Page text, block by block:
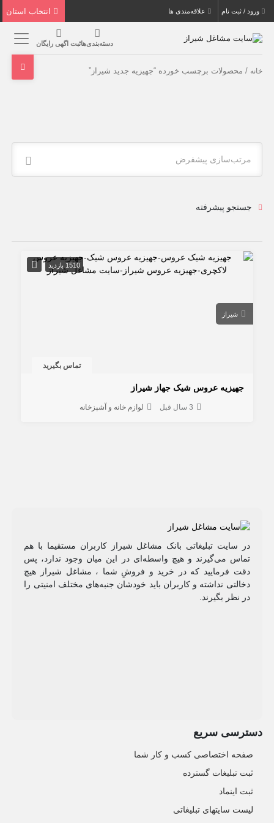
ورود / ثبت نام علاقه‌مندی ها
دسته‌بندی‌هاثبت اگهی رایگان
خانه / محصولات برچسب خورده “جهیزیه جدید شیراز”
مرتب‌سازی پیشفرض
جستجو پیشرفته
1510 بازدید
شیراز
تماس بگیرید
جهیزیه عروس شیک جهاز شیراز
3 سال قبل لوازم خانه و آشپزخانه
در سایت تبلیغاتی بانک مشاغل شیراز کاربران مستقیما با هم
تماس می‌گیرند و هیچ واسطه‌ای در این میان وجود ندارد، پس
دقت فرمایید که در خرید و فروشِ شما ، مشاغل شیراز هیچ
دخالتی نداشته و کاربران باید خودشان جنبه‌های مختلف امنیتی را
در نظر بگیرند.
دسترسی سریع
صفحه اختصاصی کسب و کار شما
ثبت تبلیغات گسترده
ثبت اینماد
لیست سایتهای تبلیغاتی